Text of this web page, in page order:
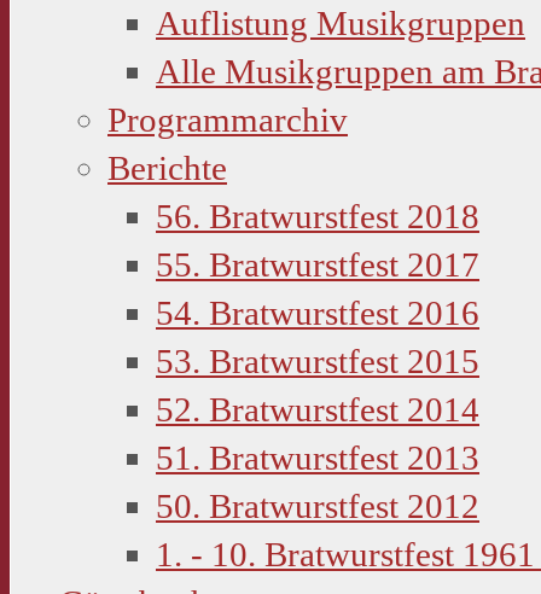
Auflistung Musikgruppen
Alle Musikgruppen am
Programmarchiv
Berichte
56. Bratwurstfest 2018
55. Bratwurstfest 2017
54. Bratwurstfest 2016
53. Bratwurstfest 2015
52. Bratwurstfest 2014
51. Bratwurstfest 2013
50. Bratwurstfest 2012
1. - 10. Bratwurstfest